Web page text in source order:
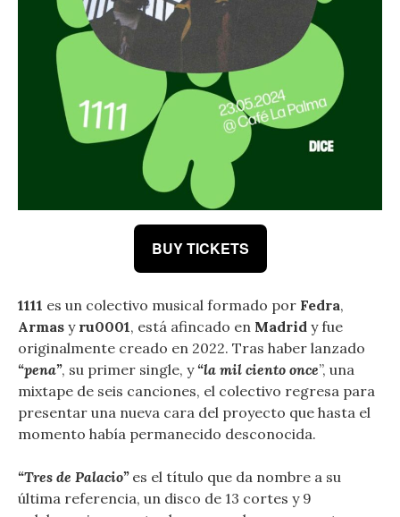
BUY TICKETS
1111 es un colectivo musical formado por Fedra,
Armas y ru0001, está afincado en Madrid y fue
originalmente creado en 2022. Tras haber lanzado
“pena”, su primer single, y“la mil ciento once”, una
mixtape de seis canciones, el colectivo regresa para
presentar una nueva cara del proyecto que hasta el
momento había permanecido desconocida.
“Tres de Palacio” es el título que da nombre a su
última referencia, un disco de 13 cortes y 9